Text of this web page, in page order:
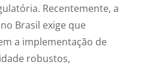
Recentemente, a
Brasil exige que
a implementação de
robustos,